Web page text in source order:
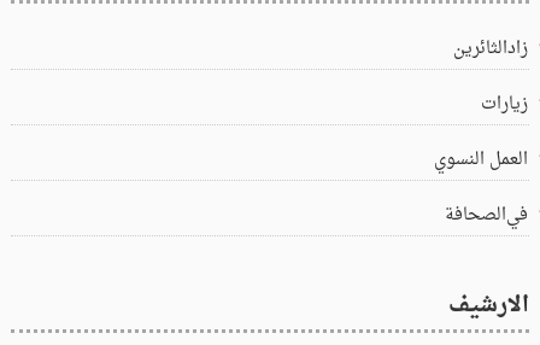
زادالثائرين
زيارات
العمل النسوي
في‌الصحافة
الارشيف